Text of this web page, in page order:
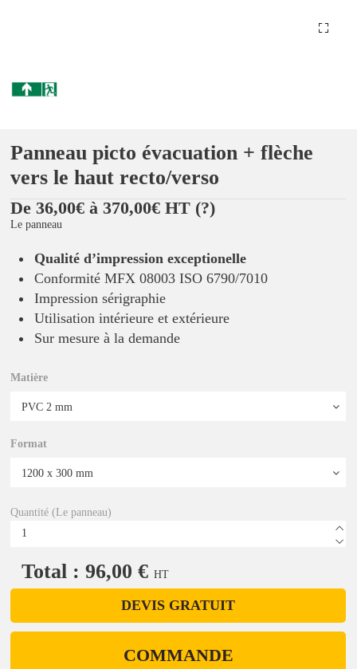
Panneau picto évacuation + flèche
vers le haut recto/verso
De 36,00€ à 370,00€ HT (?)
Le panneau
Qualité d’impression exceptionelle
Conformité MFX 08003 ISO 6790/7010
Impression sérigraphie
Utilisation intérieure et extérieure
Sur mesure à la demande
Matière
Format
Quantité (Le panneau)
Total : 96,00 € HT
DEVIS GRATUIT
COMMANDE